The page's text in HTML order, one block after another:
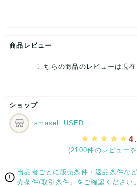
[サイズ]
表記サイズ：M
身幅：約58cm
こちらはUSED品になりますので、使用
部分的に少々ダメージはございますが、
全体的には、まだまだご活躍頂けるお
ダメージはできる限り、撮影しており
[状態追記]一部若干の汚れ箇所有り
商品レビュー
こちらの商品のレビューは現在
ショップ
smasell.USED
(2100件のレビュー
出品者ごとに販売条件・返品条件な
売条件/取引条件」をご確認ください。